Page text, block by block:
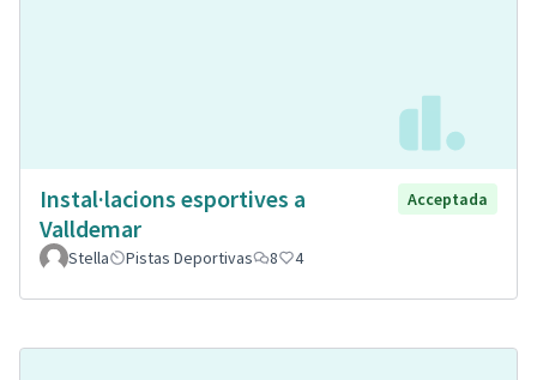
Instal·lacions esportives a
Valldemar
Acceptada
Stella Pistas Deportivas 8 4